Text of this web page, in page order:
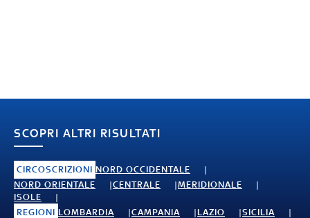
SCOPRI ALTRI RISULTATI
CIRCOSCRIZIONI NORD OCCIDENTALE
NORD ORIENTALE
CENTRALE
MERIDIONALE
ISOLE
REGIONI LOMBARDIA CAMPANIA LAZIO
SICILIA